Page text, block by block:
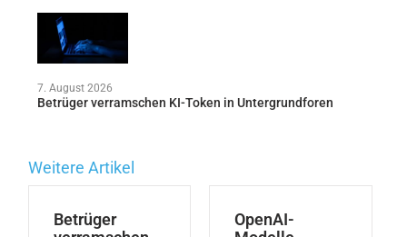
7. August 2026
Betrüger verramschen KI-Token in Untergrundforen
Weitere Artikel
Betrüger
OpenAI-